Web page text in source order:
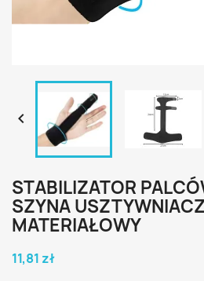

STABILIZATOR
SZYNA
MATERIAŁOWY
11,81 zł